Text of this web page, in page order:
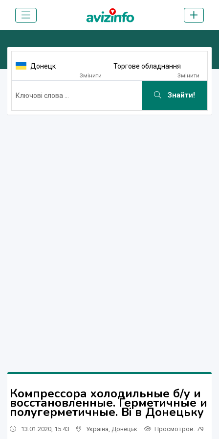
Донецк
Змінити
Торгове обладнання
Змінити
Знайти!
Компрессора холодильные б/у и
восстановленные. Герметичные и
полугерметичные. Bi в Донецьку
13.01.2020, 15:43 Україна Донецьк Просмотров: 79